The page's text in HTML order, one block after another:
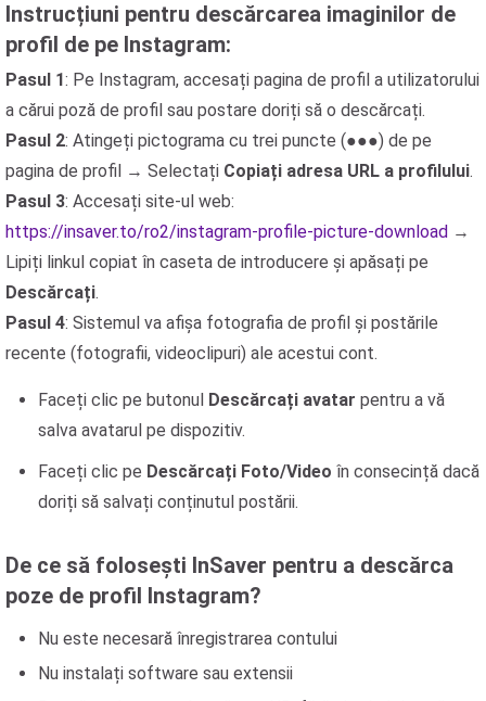
Instrucțiuni pentru descărcarea imaginilor de
profil de pe Instagram:
Pasul 1: Pe Instagram, accesați pagina de profil a utilizatorului
a cărui poză de profil sau postare doriți să o descărcați.
Pasul 2: Atingeți pictograma cu trei puncte (●●●) de pe
pagina de profil → Selectați Copiați adresa URL a profilului.
Pasul 3: Accesați site-ul web:
https://insaver.to/ro2/instagram-profile-picture-download →
Lipiți linkul copiat în caseta de introducere și apăsați pe
Descărcați.
Pasul 4: Sistemul va afișa fotografia de profil și postările
recente (fotografii, videoclipuri) ale acestui cont.
Faceți clic pe butonul Descărcați avatar pentru a vă
salva avatarul pe dispozitiv.
Faceți clic pe Descărcați Foto/Video în consecință dacă
doriți să salvați conținutul postării.
De ce să folosești InSaver pentru a descărca
poze de profil Instagram?
Nu este necesară înregistrarea contului
Nu instalați software sau extensii